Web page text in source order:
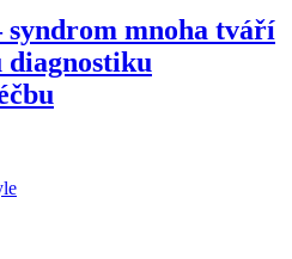
syndrom mnoha tváří
diagnostiku